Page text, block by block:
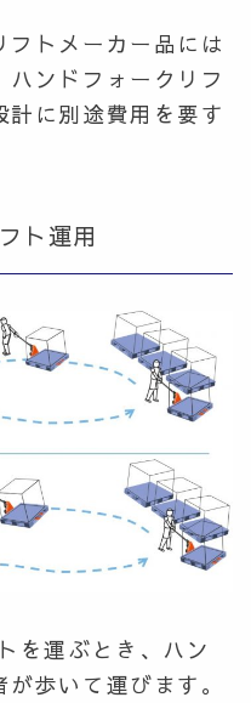
トメーカー品には
ンドフォークリフ
計に別途費用を要す
ト運用
を運ぶとき、ハン
歩いて運びます。